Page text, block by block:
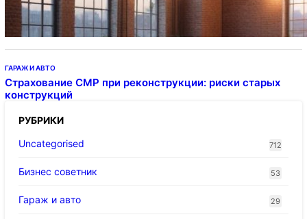
ГАРАЖ И АВТО
Страхование СМР при реконструкции: риски старых
конструкций
РУБРИКИ
Uncategorised
712
Бизнес советник 53
Гараж и авто 29